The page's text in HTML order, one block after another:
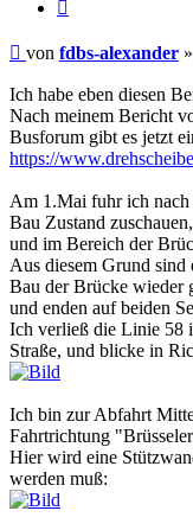
Ungelesener
von fdbs-alexander »
Ich habe eben diesen
Nach meinem Bericht
Busforum gibt es jetzt
https://
Am 1.Mai fuhr ich
Bau Zustand zuschauen,
und im Bereich der
Aus diesem Grund
Bau der Brücke wieder
und enden auf beiden
Ich verließ die Linie 58
Straße, und blicke in
Ich bin zur Abfahrt
Fahrtrichtung
Hier wird eine
werden muß: